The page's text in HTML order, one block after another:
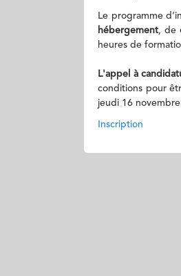
Le programme
hébergement, de
heures de
L'appel à
conditions pour
jeudi 16
Inscription